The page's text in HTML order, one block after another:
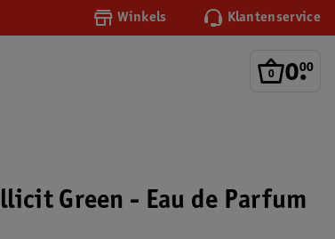
Winkels Klantenservice
0.
00
Green - Eau de Parfum